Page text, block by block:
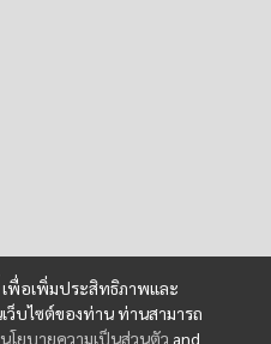
เพื่อเพิ่มประสิทธิภาพและ
ว็บไซต์ของท่าน ท่านสามารถ
นโยบายความเป็นส่วนตัว and